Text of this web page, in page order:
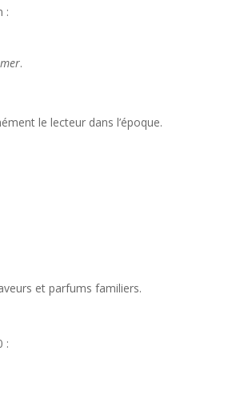
:
.
le lecteur dans l’époque.
et parfums familiers.
: